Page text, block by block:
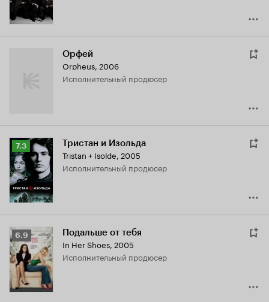
Орфей
Orpheus, 2006
исполнительный продюсер
Рейтинг
Кинопоиска
7.3
7.3 Тристан и Изольда
Tristan + Isolde, 2005
исполнительный продюсер
Рейтинг
Кинопоиска
6.9
6.9 Подальше от тебя
In Her Shoes, 2005
исполнительный продюсер